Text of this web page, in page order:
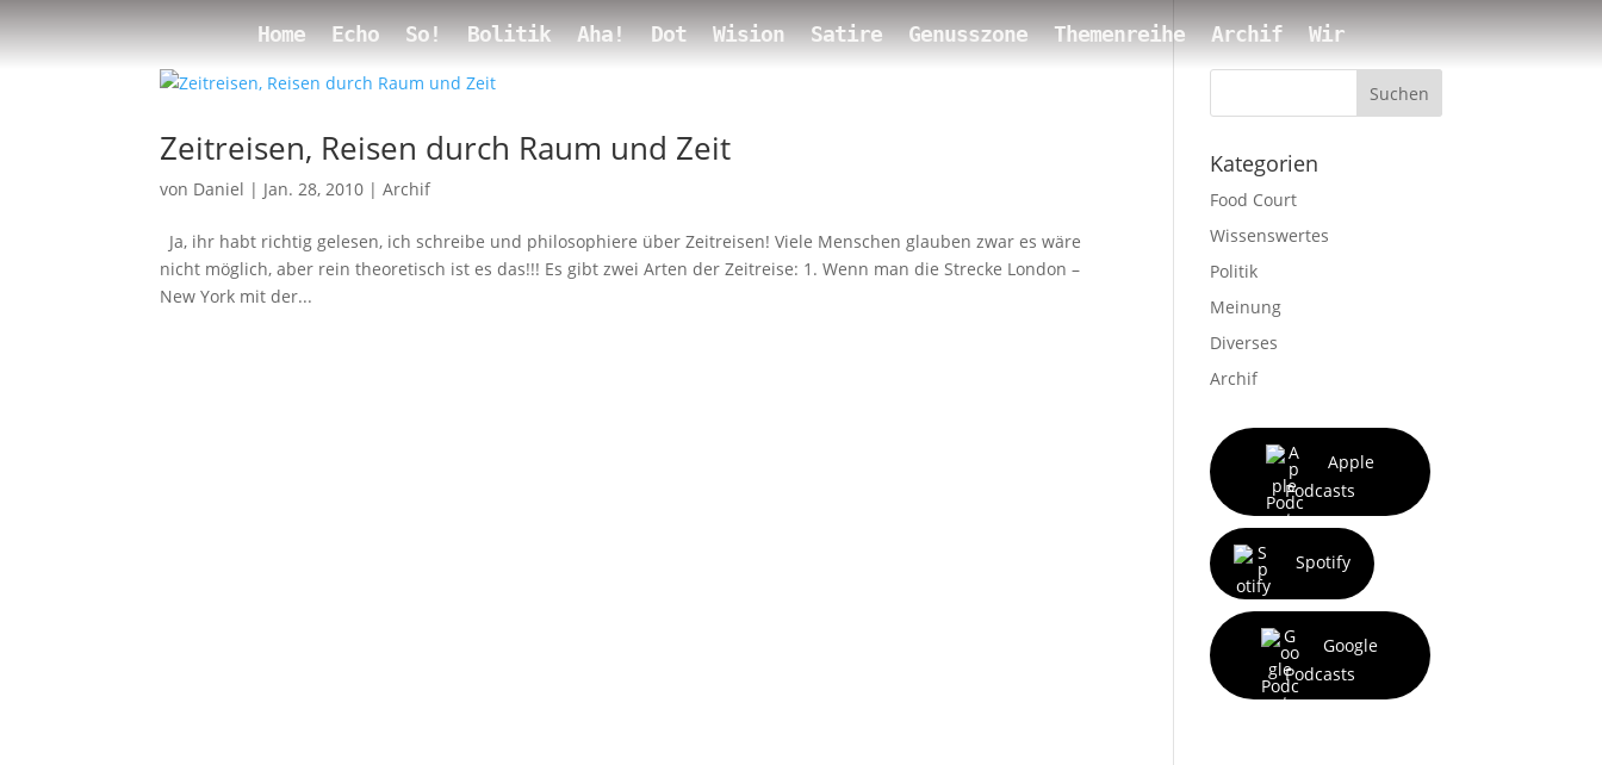
Home Echo So! Bolitik Aha! Dot Wision Satire Genusszone Themenreihe Archif Wir
Zeitreisen, Reisen durch Raum und Zeit
von Daniel | Jan. 28, 2010 |Archif
Ja, ihr habt richtig gelesen, ich schreibe und philosophiere über Zeitreisen! Viele Menschen glauben zwar es wäre
nicht möglich, aber rein theoretisch ist es das!!! Es gibt zwei Arten der Zeitreise: 1. Wenn man die Strecke London –
New York mit der...
Suchen
Kategorien
Food Court
Wissenswertes
Politik
Meinung
Diverses
Archif
Apple
Podcasts
Spotify
Google
Podcasts